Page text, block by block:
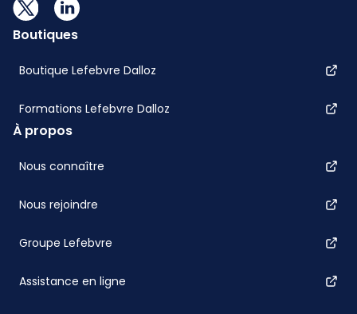
Boutiques
Boutique Lefebvre Dalloz
Formations Lefebvre Dalloz
À propos
Nous connaître
Nous rejoindre
Groupe Lefebvre
Assistance en ligne